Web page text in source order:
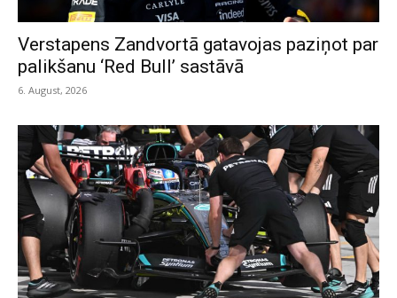
Verstapens Zandvortā gatavojas paziņot par
palikšanu ‘Red Bull’ sastāvā
6. August, 2026